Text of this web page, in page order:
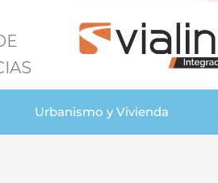
Urbanismo y Vivienda